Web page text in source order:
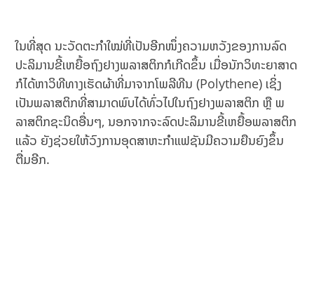
ໃນທີ່ສຸດ ນະວັດຕະກຳໃໝ່ທີ່ເປັນອີກໜຶ່ງຄວາມຫວັງຂອງການລົດ
ປະລິມານຂີ້ເຫຍື້ອຖົງຢາງພລາສຕິກກໍເກີດຂຶ້ນ ເມື່ອນັກວິທະຍາສາດ
ກໍໄດ້ຫາວິທີທາງເຮັດຜ້າທີ່ມາຈາກໂພລີທີນ (Polythene) ເຊິ່ງ
ເປັນພລາສຕິກທີ່ສາມາດພົບໄດ້ທົ່ວໄປໃນຖົງຢາງພລາສຕິກ ຫຼື ພ
ລາສຕິກຊະນິດອື່ນໆ,​ ນອກຈາກຈະລົດປະລິມານຂີ້ເຫຍື້ອພລາສຕິກ
ແລ້ວ ຍັງຊ່ວຍໃຫ້ວົງການອຸດສາຫະກຳແຟຊັນມີຄວາມຍືນຍົງຂຶ້ນ
ຕື່ມອີກ.